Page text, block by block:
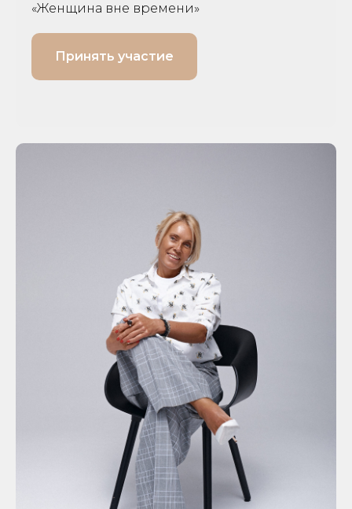
«Женщина вне времени»
Принять участие